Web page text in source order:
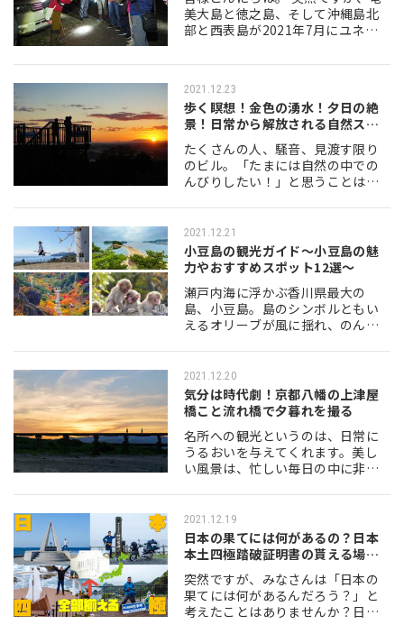
美大島と徳之島、そして沖縄島北
部と西表島が2021年7月にユネス
をご存じでしょうか？このコロナ
れる中、また1…
2021.12.23
歩く瞑想！金色の湧水！夕日の絶
景！日常から解放される自然スポ
ット in…
たくさんの人、騒音、見渡す限り
のビル。「たまには自然の中での
んびりしたい！」と思うことはあ
県三木市へぜひお越しください。
田園風景が美しいゆったりとした
街で、車があれば大…
2021.12.21
小豆島の観光ガイド～小豆島の魅
力やおすすめスポット12選～
瀬戸内海に浮かぶ香川県最大の
島、小豆島。島のシンボルともい
えるオリーブが風に揺れ、のんび
島。この記事では、そんな魅力あ
ふれる小豆島の観光で、必ず訪れ
たい12のスポットを厳選…
2021.12.20
気分は時代劇！京都八幡の上津屋
橋こと流れ橋で夕暮れを撮る
名所への観光というのは、日常に
うるおいを与えてくれます。美し
い風景は、忙しい毎日の中に非日
な存在です。今回は、現代に存在
しながらも、そこを訪れるとあた
かも江戸時代にタイム…
2021.12.19
日本の果てには何があるの？日本
本土四極踏破証明書の貰える場
所・到達方法…
突然ですが、みなさんは「日本の
果てには何があるんだろう？」と
考えたことはありませんか？日本